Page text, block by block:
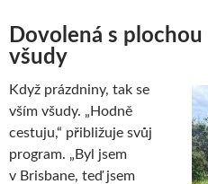
Dovolená s
všudy
Když prázdniny, tak se
vším všudy. „Hodně
cestuju,“ přibližuje svůj
program. „Byl jsem
v Brisbane, teď jsem